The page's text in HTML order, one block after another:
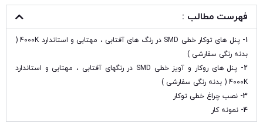
فهرست مطالب :
1-
پنل های توکار خطی SMD در رنگ های آفتابی ، مهتابی و استاندارد 4000K (
بدنه رنگی سفارشی )
2-
پنل های روکار و آویز خطی SMD در رنگهای آفتابی ، مهتابی و استاندارد
4000K ( بدنه رنگی سفارشی )
3- نصب چراغ خطی توکار
4- نمونه کار